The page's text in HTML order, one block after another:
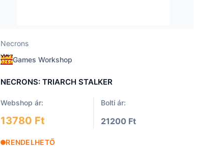
Necrons
Games Workshop
NECRONS: TRIARCH STALKER
Webshop ár: Bolti ár:
13780 Ft 21200 Ft
RENDELHETŐ